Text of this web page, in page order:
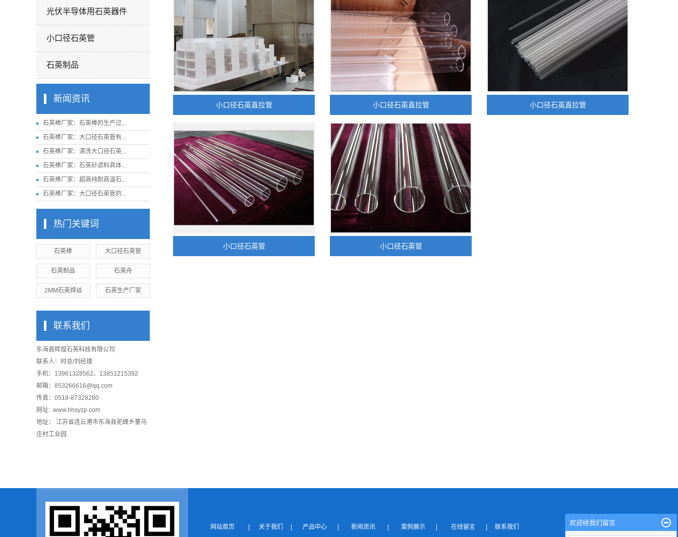
光伏半导体用石英器件
小口径石英管
石英制品
新闻资讯
石英棒厂家：石英棒的生产过...
石英棒厂家：大口径石英管有...
石英棒厂家：清洗大口径石英...
石英棒厂家：石英砂滤料具体...
石英棒厂家：超高纯耐高温石...
石英棒厂家：大口径石英管的...
热门关键词
石英棒 大口径石英管
石英制品 石英舟
2MM石英焊丝 石英生产厂家
联系我们
东海县辉煌石英科技有限公司
联系人：时总/刘经理
手机：13961328562、13851215392
邮箱：853266616@qq.com
传真：0518-87328280
网址: www.hhsyzp.com
地址： 江苏省连云港市东海县驼峰乡董马
庄村工业园
小口径石英直拉管 小口径石英直拉管 小口径石英直拉管
小口径石英管 小口径石英管
网站首页 关于我们 产品中心 新闻资讯 案例展示 在线留言 联系我们
欢迎给我们留言